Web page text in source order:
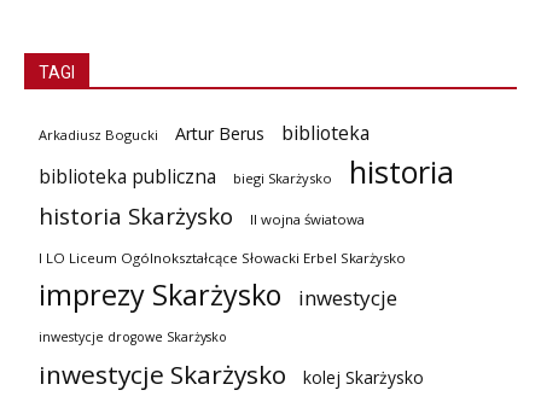
TAGI
Arkadiusz Bogucki Artur Berus
biblioteka
biblioteka publiczna
biegi Skarżysko historia
historia Skarżysko II wojna światowa
I LO Liceum Ogólnokształcące Słowacki Erbel Skarżysko
imprezy Skarżysko inwestycje
inwestycje drogowe Skarżysko
inwestycje Skarżysko kolej Skarżysko